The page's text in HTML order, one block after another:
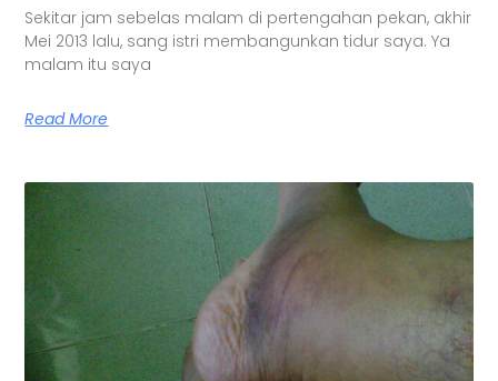
Sekitar jam sebelas malam di pertengahan pekan, akhir
Mei 2013 lalu, sang istri membangunkan tidur saya. Ya
malam itu saya
Read More